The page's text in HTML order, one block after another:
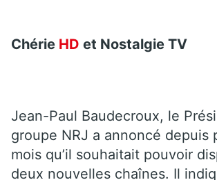
Chérie HD et Nostalgie TV
Jean-Paul Baudecroux, le
groupe NRJ a annoncé depuis
mois qu’il souhaitait pouvoir
deux nouvelles chaînes. Il